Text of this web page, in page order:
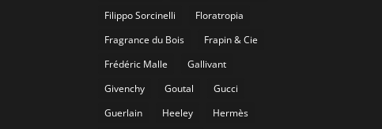
Filippo Sorcinelli
Floratropia
Fragrance du Bois
Frapin & Cie
Frédéric Malle
Gallivant
Givenchy
Goutal
Gucci
Guerlain
Heeley
Hermès